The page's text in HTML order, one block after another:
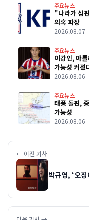
주요뉴스
"나라가 심
의혹 파장
2026.08.07
주요뉴스
이강인, 아
가능성 커졌
2026.08.06
주요뉴스
태풍 돌핀,
가능성
2026.08.06
← 이전 기사
박규영, ‘오